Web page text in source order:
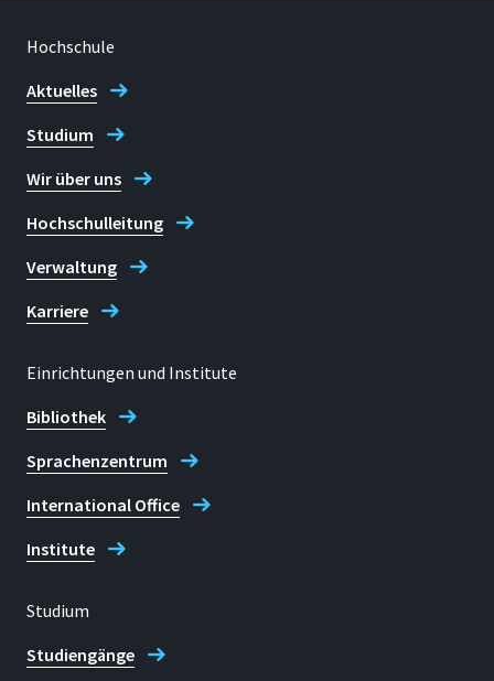
Hochschule
Aktuelles
Studium
Wir über uns
Hochschulleitung
Verwaltung
Karriere
Einrichtungen und Institute
Bibliothek
Sprachenzentrum
International Office
Institute
Studium
Studiengänge